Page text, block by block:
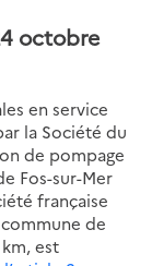
octobre
en service
la Société du
de pompage
Fos-sur-Mer
française
de
est